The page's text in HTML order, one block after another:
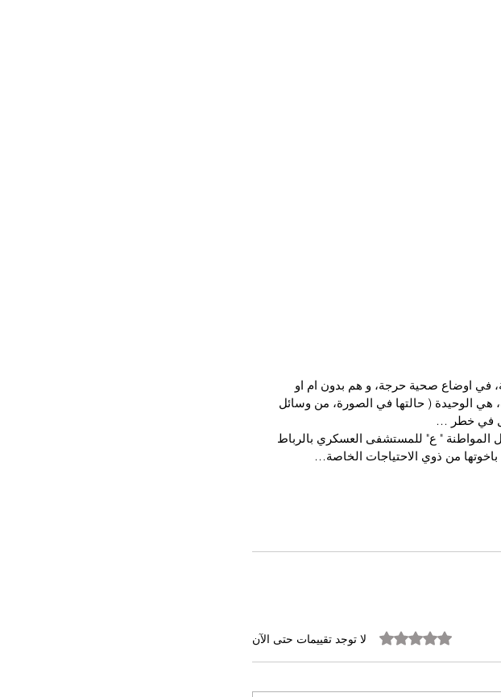
يعانون إعاقة ذهنية، في اوضاع صحية حرجة، و هم بدون ام او
هي الوحيدة ( حالتها في الصورة، من وسائل
في خطر …
المواطنة " ع" للمستشفى العسكري بالرباط
باخوتها من ذوي الاحتياجات الخاصة…
تم التقييم بـ 0 من أصل 5 نجوم. لا توجد تقييمات حتى الآن